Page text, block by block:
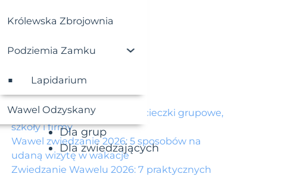
Królewska Zbrojownia
Podziemia Zamku
Lapidarium
Wawel Odzyskany
Dla grup
Dla zwiedzających
Powrót do bloga
Aktualności
Wawel zwiedzanie 2026: wycieczki grupowe,
szkoły i firmy
Wawel zwiedzanie 2026: 5 sposobów na
udaną wizytę w wakacje
Zwiedzanie Wawelu 2026: 7 praktycznych